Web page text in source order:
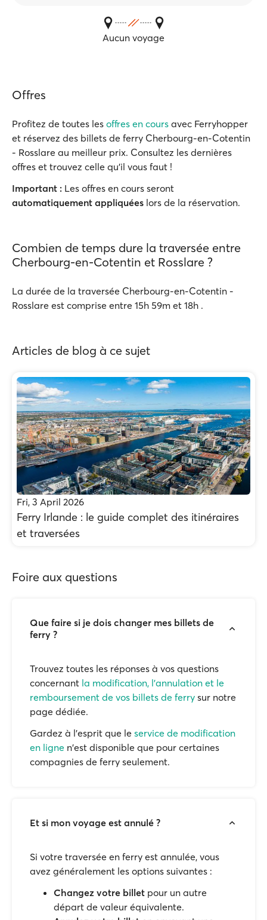
Aucun voyage
Offres
Profitez de toutes les offres en cours avec Ferryhopper
et réservez des billets de ferry Cherbourg-en-Cotentin
- Rosslare au meilleur prix. Consultez les dernières
offres et trouvez celle qu'il vous faut !
Important : Les offres en cours seront
automatiquement appliquées lors de la réservation.
Combien de temps dure la traversée entre
Cherbourg-en-Cotentin et Rosslare ?
La durée de la traversée Cherbourg-en-Cotentin -
Rosslare est comprise entre 15h 59m et 18h .
Articles de blog à ce sujet
Fri, 3 April 2026
Ferry Irlande : le guide complet des itinéraires
et traversées
Foire aux questions
Que faire si je dois changer mes billets de
ferry ?
Trouvez toutes les réponses à vos questions
concernant la modification, l'annulation et le
remboursement de vos billets de ferry sur notre
page dédiée.
Gardez à l'esprit que le service de modification
en ligne n'est disponible que pour certaines
compagnies de ferry seulement.
Et si mon voyage est annulé ?
Si votre traversée en ferry est annulée, vous
avez généralement les options suivantes :
Changez votre billet pour un autre
départ de valeur équivalente.